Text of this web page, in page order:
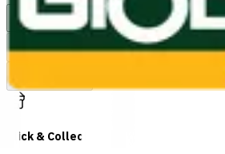
บัญชีของฉัน ตะกร้าสินค้า
Previous slide
Click & Collect